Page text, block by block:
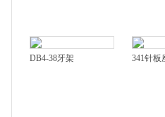
DB4-38牙架 341针板